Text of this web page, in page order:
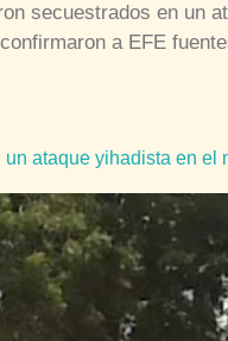
secuestrados en un
a EFE
ataque yihadista en el